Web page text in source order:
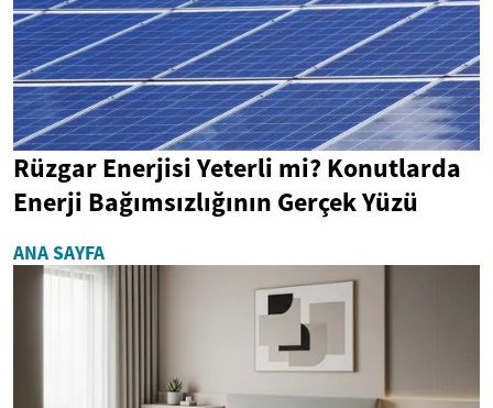
Rüzgar Enerjisi Yeterli mi? Konutlarda
Enerji Bağımsızlığının Gerçek Yüzü
ANA SAYFA